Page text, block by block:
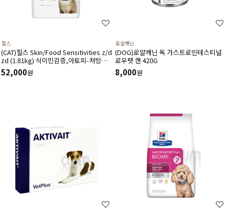
힐스
(CAT)힐스 Skin/Food Sensitivities z/d
zd (1.81kg) 식이민감증,아토피-처방식,
처방사료
52,000원
로얄캐닌
(DOG)로얄캐닌 독 가스트로인테스티널
로우팻 캔 420G
8,000원